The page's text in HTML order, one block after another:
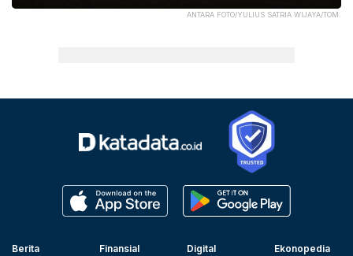
ANTARA FOTO/YULIUS SATRIA WIJAYA/TOM.
Berita
Finansial
Digital
Ekonopedia